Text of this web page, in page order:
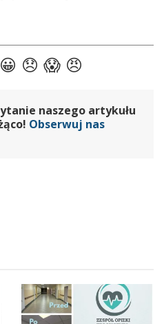
naszego artykułu
Obserwuj nas